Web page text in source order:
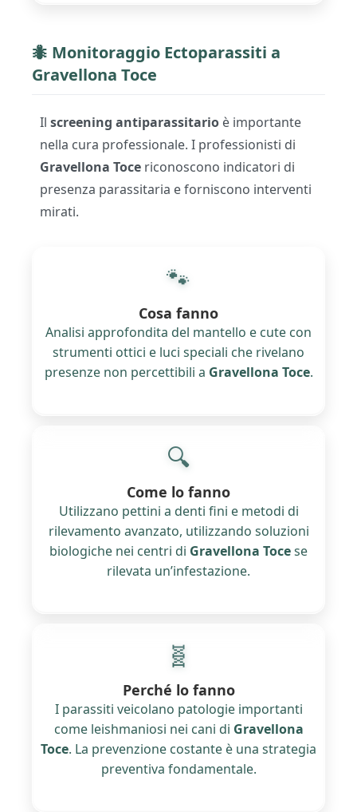
🐜 Monitoraggio Ectoparassiti a
Gravellona Toce
Il screening antiparassitario è importante
nella cura professionale. I professionisti di
Gravellona Toce riconoscono indicatori di
presenza parassitaria e forniscono interventi
mirati.
🐾
Cosa fanno
Analisi approfondita del mantello e cute con
strumenti ottici e luci speciali che rivelano
presenze non percettibili a Gravellona Toce.
🔍
Come lo fanno
Utilizzano pettini a denti fini e metodi di
rilevamento avanzato, utilizzando soluzioni
biologiche nei centri di Gravellona Tocese
rilevata un’infestazione.
🧬
Perché lo fanno
I parassiti veicolano patologie importanti
come leishmaniosi nei cani di Gravellona
Toce. La prevenzione costante è una strategia
preventiva fondamentale.